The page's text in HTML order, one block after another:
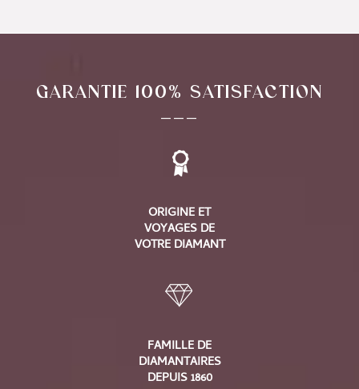
GARANTIE 100% SATISFACTION
ORIGINE ET
VOYAGES DE
VOTRE DIAMANT
FAMILLE DE
DIAMANTAIRES
DEPUIS 1860